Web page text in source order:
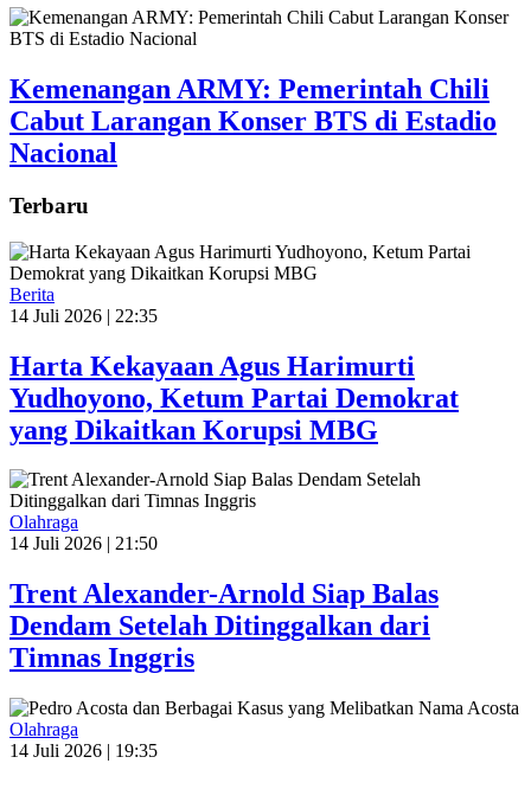
Kemenangan ARMY: Pemerintah Chili
Cabut Larangan Konser BTS di Estadio
Nacional
Terbaru
Berita
14 Juli 2026 | 22:35
Harta Kekayaan Agus Harimurti
Yudhoyono, Ketum Partai Demokrat
yang Dikaitkan Korupsi MBG
Olahraga
14 Juli 2026 | 21:50
Trent Alexander-Arnold Siap Balas
Dendam Setelah Ditinggalkan dari
Timnas Inggris
Olahraga
14 Juli 2026 | 19:35